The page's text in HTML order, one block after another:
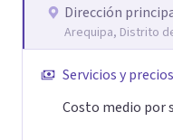
Dirección
Arequipa, Distrito
Servicios y precios
Costo medio por